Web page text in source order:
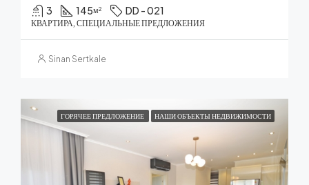
3 145м² DD - 021
КВАРТИРА, СПЕЦИАЛЬНЫЕ ПРЕДЛОЖЕНИЯ
Sinan Sertkale
ГОРЯЧЕЕ ПРЕДЛОЖЕНИЕ НАШИ ОБЪЕКТЫ НЕДВИЖИМОСТИ